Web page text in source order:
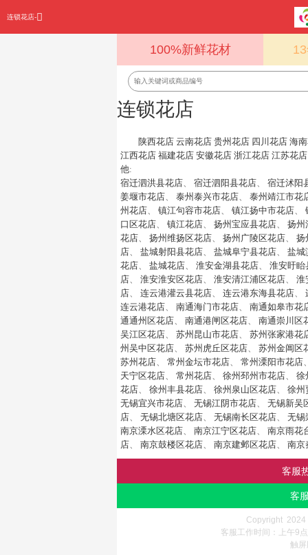
连锁花店-
100%新鲜花材
连锁花店
陕西花店 云南花店 贵州花店 四川花店 海
江西花店 福建花店 安徽花店 浙江花店 江苏花店
他:
宿迁泗洪县花店、 宿迁泗阳县花店、 宿迁沭阳
姜堰市花店、 泰州泰兴市花店、 泰州靖江市花
州花店、 镇江句容市花店、 镇江扬中市花店、
口区花店、 镇江花店、 扬州宝应县花店、 扬州
花店、 扬州维扬区花店、 扬州广陵区花店、 扬
店、 盐城射阳县花店、 盐城阜宁县花店、 盐城
花店、 盐城花店、 淮安金湖县花店、 淮安盱眙
店、 淮安淮安区花店、 淮安清江浦区花店、 淮
店、 连云港灌云县花店、 连云港东海县花店、
连云港花店、 南通海门市花店、 南通如皋市花
通通州区花店、 南通港闸区花店、 南通崇川区
吴江区花店、 苏州昆山市花店、 苏州张家港花
州吴中区花店、 苏州虎丘区花店、 苏州金阊区
苏州花店、 常州金坛市花店、 常州溧阳市花店
天宁区花店、 常州花店、 徐州邳州市花店、 徐
花店、 徐州丰县花店、 徐州泉山区花店、 徐州
无锡宜兴市花店、 无锡江阴市花店、 无锡新吴
店、 无锡北塘区花店、 无锡南长区花店、 无锡
南京溧水区花店、 南京江宁区花店、 南京雨花
店、 南京鼓楼区花店、 南京建邺区花店、 南京
客服
客
Copyright 2024
客服工作时间：上午9
触